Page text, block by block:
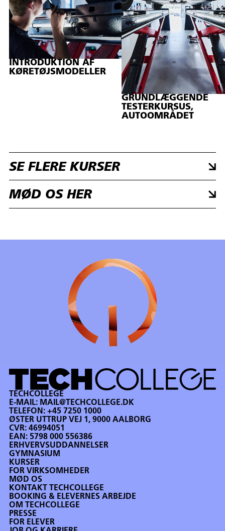
INTRODUKTION AF
KØRETØJSMODELLER
GRUNDLÆGGENDE
TESTERKURSUS,
AUTOOMRÅDET
SE FLERE KURSER
MØD OS HER
TECHCOLLEGE
E-MAIL: MAIL@TECHCOLLEGE.DK
TELEFON:+45 7250 1000
ØSTER UTTRUP VEJ 1, 9000 AALBORG
CVR: 46994051
EAN: 5798 000 556386
ERHVERVSUDDANNELSER
GYMNASIUM
KURSER
FOR VIRKSOMHEDER
MØD OS
KONTAKT TECHCOLLEGE
BOOKING & ELEVERNES ARBEJDE
OM TECHCOLLEGE
PRESSE
FOR ELEVER